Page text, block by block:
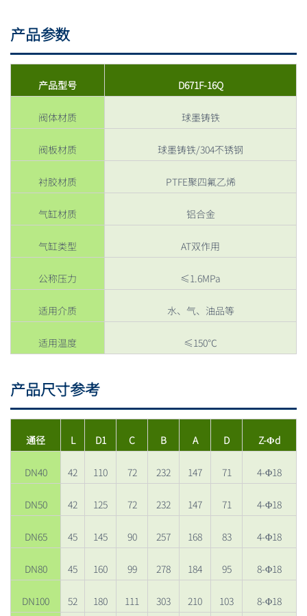
产品参数
产品型号 D671F-16Q
阀体材质 球墨铸铁
阀板材质 球墨铸铁/304不锈钢
衬胶材质 PTFE聚四氟乙烯
气缸材质 铝合金
气缸类型 AT双作用
公称压力 ≤1.6MPa
适用介质 水、气、油品等
适用温度 ≤150℃
产品尺寸参考
通径 L D1 C B A D Z-Φd
DN40 42 110 72 232 147 71 4-Φ18
DN50 42 125 72 232 147 71 4-Φ18
DN65 45 145 90 257 168 83 4-Φ18
DN80 45 160 99 278 184 95 8-Φ18
DN100 52 180 111 303 210 103 8-Φ18